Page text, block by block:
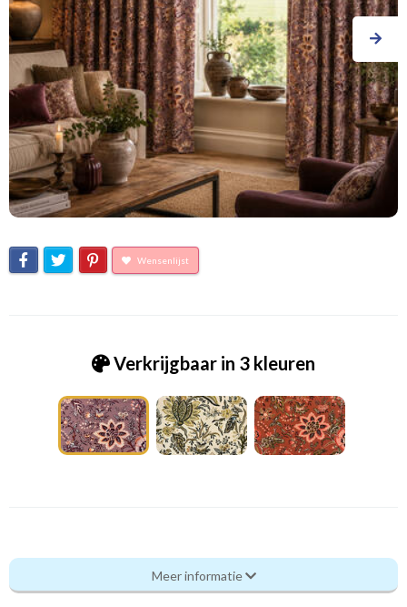
Wensenlijst
Verkrijgbaar in 3 kleuren
Pt_3869 Apsley woodrose 217
Eigenschappen gordijnstof
Meer informatie